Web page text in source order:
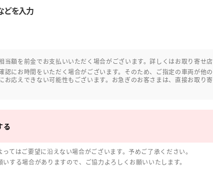
どを入力
当額を前金でお支払いいただく場合がございます。詳しくはお取り寄せ店
認にお時間をいただく場合がございます。そのため、ご指定の車両が他
お応えできない可能性もございます。お急ぎのお客さまは、直接お取り
る
てはご要望に沿えない場合がございます。予めご了承ください。
する場合がありますので、ご協力よろしくお願いいたします。